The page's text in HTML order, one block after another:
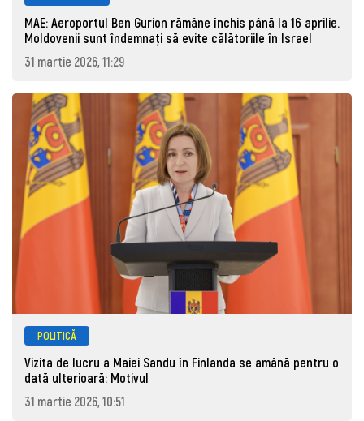
MAE: Aeroportul Ben Gurion rămâne închis până la 16 aprilie.
Moldovenii sunt îndemnați să evite călătoriile în Israel
31 martie 2026, 11:29
POLITICĂ
Vizita de lucru a Maiei Sandu în Finlanda se amână pentru o
dată ulterioară: Motivul
31 martie 2026, 10:51